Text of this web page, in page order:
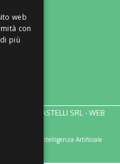
STUDI CASTELLI SRL -WEB
modelli di Intelligenza Artificiale
web
con
più